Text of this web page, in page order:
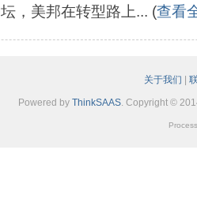
，美邦在转型路上... (查看
关于我们
Powered by ThinkSAAS. Copyright ©